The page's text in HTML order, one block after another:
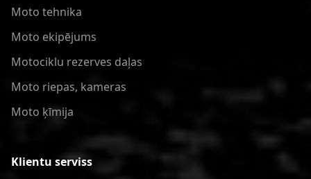
Moto tehnika
Moto ekipējums
Motociklu rezerves daļas
Moto riepas, kameras
Moto ķīmija
Klientu serviss